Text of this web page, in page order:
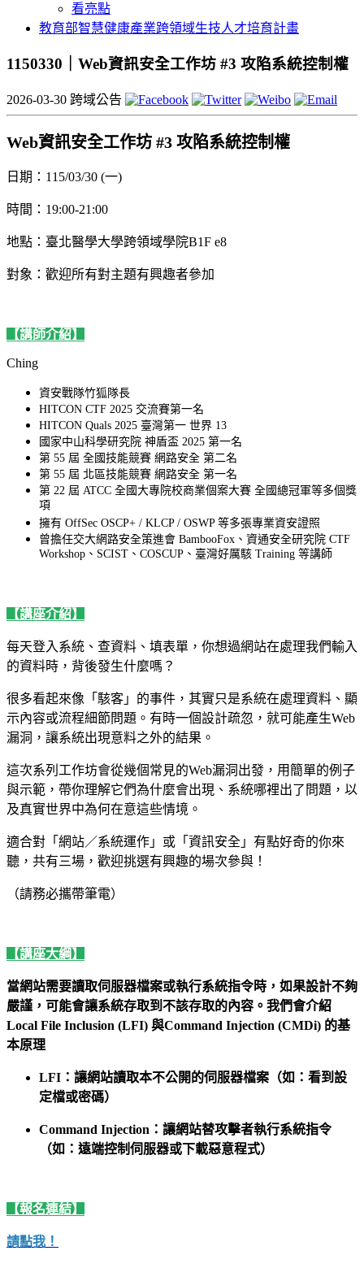
看亮點
教育部智慧健康產業跨領域生技人才培育計畫
1150330｜Web資訊安全工作坊 #3 攻陷系統控制權
2026-03-30 跨域公告
Web資訊安全工作坊 #3 攻陷系統控制權
日期：115/03/30 (一)
時間：19:00-21:00
地點：臺北醫學大學跨領域學院B1F e8
對象：歡迎所有對主題有興趣者參加
【講師介紹】
Ching
資安戰隊竹狐隊長
HITCON CTF 2025 交流賽第一名
HITCON Quals 2025 臺灣第一 世界 13
國家中山科學研究院 神盾盃 2025 第一名
第 55 屆 全國技能競賽 網路安全 第二名
第 55 屆 北區技能競賽 網路安全 第一名
第 22 屆 ATCC 全國大專院校商業個案大賽 全國總冠軍等多個獎
項
擁有 OffSec OSCP+ / KLCP / OSWP 等多張專業資安證照
曾擔任交大網路安全策進會 BambooFox、資通安全研究院 CTF
Workshop、SCIST、COSCUP、臺灣好厲駭 Training 等講師
【講座介紹】
每天登入系統、查資料、填表單，你想過網站在處理我們輸入
的資料時，背後發生什麼嗎？
很多看起來像「駭客」的事件，其實只是系統在處理資料、顯
示內容或流程細節問題。有時一個設計疏忽，就可能產生Web
漏洞，讓系統出現意料之外的結果。
這次系列工作坊會從幾個常見的Web漏洞出發，用簡單的例子
與示範，帶你理解它們為什麼會出現、系統哪裡出了問題，以
及真實世界中為何在意這些情境。
適合對「網站／系統運作」或「資訊安全」有點好奇的你來
聽，共有三場，歡迎挑選有興趣的場次參與！
（請務必攜帶筆電）
【講座大綱】
當網站需要讀取伺服器檔案或執行系統指令時，如果設計不夠
嚴謹，可能會讓系統存取到不該存取的內容。我們會介紹
Local File Inclusion (LFI) 與Command Injection (CMDi) 的基
本原理
LFI：讓網站讀取本不公開的伺服器檔案（如：看到設
定檔或密碼）
Command Injection：讓網站替攻擊者執行系統指令
（如：遠端控制伺服器或下載惡意程式）
【報名連結】
請點我！